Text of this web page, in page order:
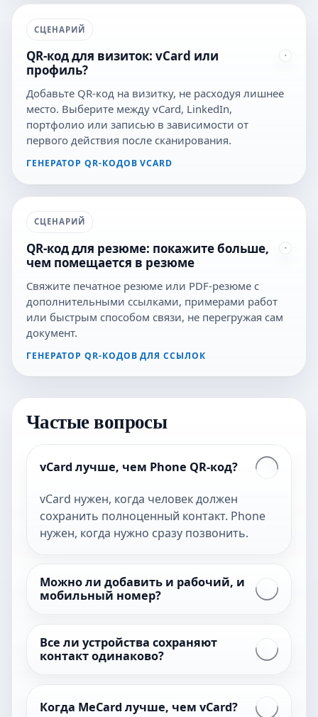
СЦЕНАРИЙ
QR-код для визиток: vCard или
профиль?
Добавьте QR-код на визитку, не расходуя лишнее
место. Выберите между vCard, LinkedIn,
портфолио или записью в зависимости от
первого действия после сканирования.
ГЕНЕРАТОР QR-КОДОВ VCARD
СЦЕНАРИЙ
QR-код для резюме: покажите больше,
чем помещается в резюме
Свяжите печатное резюме или PDF-резюме с
дополнительными ссылками, примерами работ
или быстрым способом связи, не перегружая сам
документ.
ГЕНЕРАТОР QR-КОДОВ ДЛЯ ССЫЛОК
Частые вопросы
vCard лучше, чем Phone QR-код?
vCard нужен, когда человек должен
сохранить полноценный контакт. Phone
нужен, когда нужно сразу позвонить.
Можно ли добавить и рабочий, и
мобильный номер?
Все ли устройства сохраняют
контакт одинаково?
Когда MeCard лучше, чем vCard?